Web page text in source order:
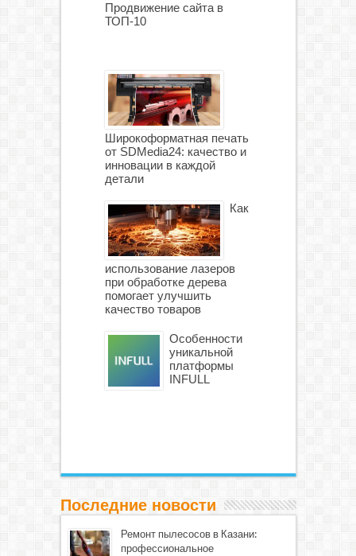
Продвижение сайта в
ТОП-10
Широкоформатная печать
от SDMedia24: качество и
инновации в каждой
детали
Как
использование лазеров
при обработке дерева
помогает улучшить
качество товаров
Особенности
уникальной
платформы
INFULL
Последние новости
Ремонт пылесосов в Казани:
профессиональное